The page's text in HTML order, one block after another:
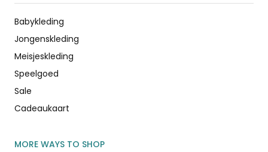
Babykleding
Jongenskleding
Meisjeskleding
Speelgoed
Sale
Cadeaukaart
MORE WAYS TO SHOP